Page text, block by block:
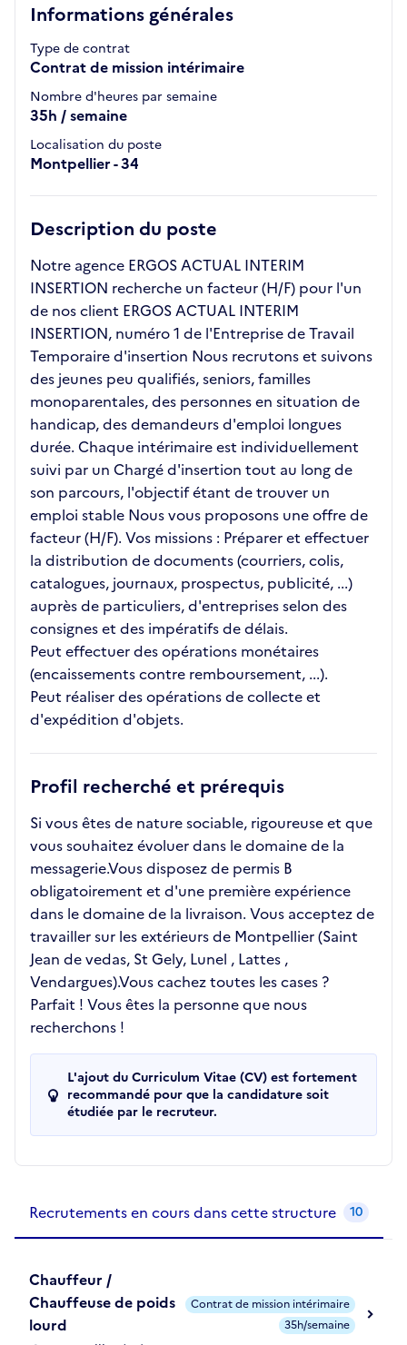
Informations générales
Type de contrat
Contrat de mission intérimaire
Nombre d'heures par semaine
35h / semaine
Localisation du poste
Montpellier - 34
Description du poste
Notre agence ERGOS ACTUAL INTERIM
INSERTION recherche un facteur (H/F) pour l'un
de nos client ERGOS ACTUAL INTERIM
INSERTION, numéro 1 de l'Entreprise de Travail
Temporaire d'insertion Nous recrutons et suivons
des jeunes peu qualifiés, seniors, familles
monoparentales, des personnes en situation de
handicap, des demandeurs d'emploi longues
durée. Chaque intérimaire est individuellement
suivi par un Chargé d'insertion tout au long de
son parcours, l'objectif étant de trouver un
emploi stable Nous vous proposons une offre de
facteur (H/F). Vos missions : Préparer et effectuer
la distribution de documents (courriers, colis,
catalogues, journaux, prospectus, publicité, ...)
auprès de particuliers, d'entreprises selon des
consignes et des impératifs de délais.
Peut effectuer des opérations monétaires
(encaissements contre remboursement, ...).
Peut réaliser des opérations de collecte et
d'expédition d'objets.
Profil recherché et prérequis
Si vous êtes de nature sociable, rigoureuse et que
vous souhaitez évoluer dans le domaine de la
messagerie.Vous disposez de permis B
obligatoirement et d'une première expérience
dans le domaine de la livraison. Vous acceptez de
travailler sur les extérieurs de Montpellier (Saint
Jean de vedas, St Gely, Lunel , Lattes ,
Vendargues).Vous cachez toutes les cases ?
Parfait ! Vous êtes la personne que nous
recherchons !
L'ajout du Curriculum Vitae (CV) est fortement
recommandé pour que la candidature soit
étudiée par le recruteur.
Recrutements en cours dans cette structure 10
Chauffeur /
Chauffeuse de poids
lourd
Contrat de mission intérimaire
35h/semaine